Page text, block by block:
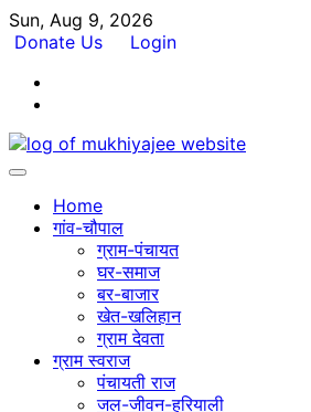
Skip
to
Sun, Aug 9, 2026
Donate Us
Login
Home
गांव-चौपाल
ग्राम-पंचायत
घर-समाज
बर-बाजार
खेत-खलिहान
ग्राम देवता
ग्राम स्वराज
पंचायती राज
जल-जीवन-हरियाली